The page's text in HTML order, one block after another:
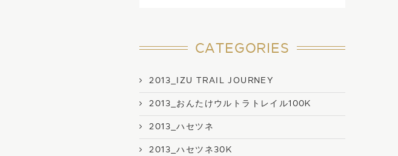
CATEGORIES
2013_IZU TRAIL JOURNEY
2013_おんたけウルトラトレイル100K
2013_ハセツネ
2013_ハセツネ30K